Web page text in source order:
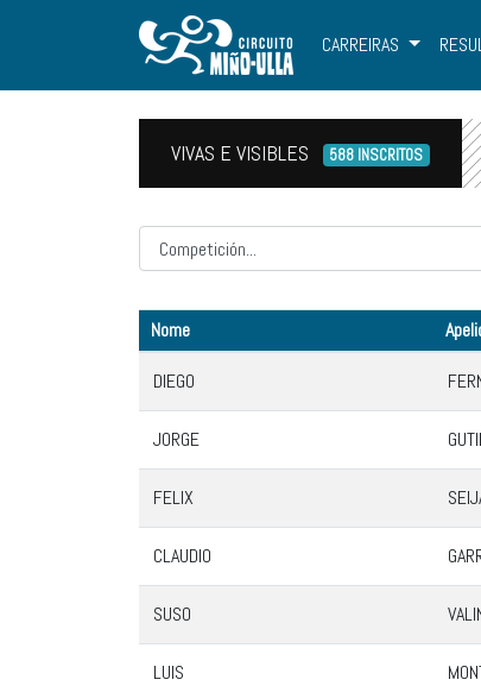
CARREIRAS
VIVAS E VISIBLES 588 INSCRITOS
Competicion
Nome
DIEGO
JORGE
FELIX
CLAUDIO
SUSO
LUIS